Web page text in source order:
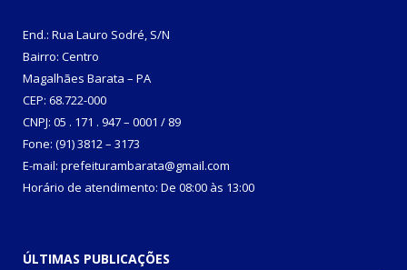
End.: Rua Lauro Sodré, S/N
Bairro: Centro
Magalhães Barata – PA
CEP: 68.722-000
CNPJ: 05 . 171 . 947 – 0001 / 89
Fone: (91) 3812 – 3173
E-mail: prefeiturambarata@gmail.com
Horário de atendimento: De 08:00 às 13:00
ÚLTIMAS PUBLICAÇÕES